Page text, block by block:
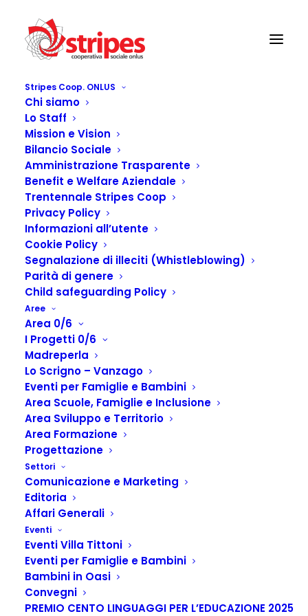
Stripes Coop. ONLUS
Chi siamo
Lo Staff
Mission e Vision
Bilancio Sociale
Amministrazione Trasparente
Benefit e Welfare Aziendale
Trentennale Stripes Coop
Privacy Policy
Informazioni all’utente
Cookie Policy
Segnalazione di illeciti (Whistleblowing)
Parità di genere
Child safeguarding Policy
Aree
Area 0/6
I Progetti 0/6
Madreperla
Lo Scrigno – Vanzago
Eventi per Famiglie e Bambini
Area Scuole, Famiglie e Inclusione
Area Sviluppo e Territorio
Area Formazione
Progettazione
Settori
Comunicazione e Marketing
Editoria
Affari Generali
Eventi
Eventi Villa Tittoni
Eventi per Famiglie e Bambini
Bambini in Oasi
Convegni
PREMIO CENTO LINGUAGGI PER L’EDUCAZIONE 2025
Home Parliamone ACCOGLIERE NEI TEMPI DI MEZZO
I pre/post scuola non sono semplici momenti di
attesa ma sono dei tempi educativi reali e
importanti, in cui i bambini e le bambine possono